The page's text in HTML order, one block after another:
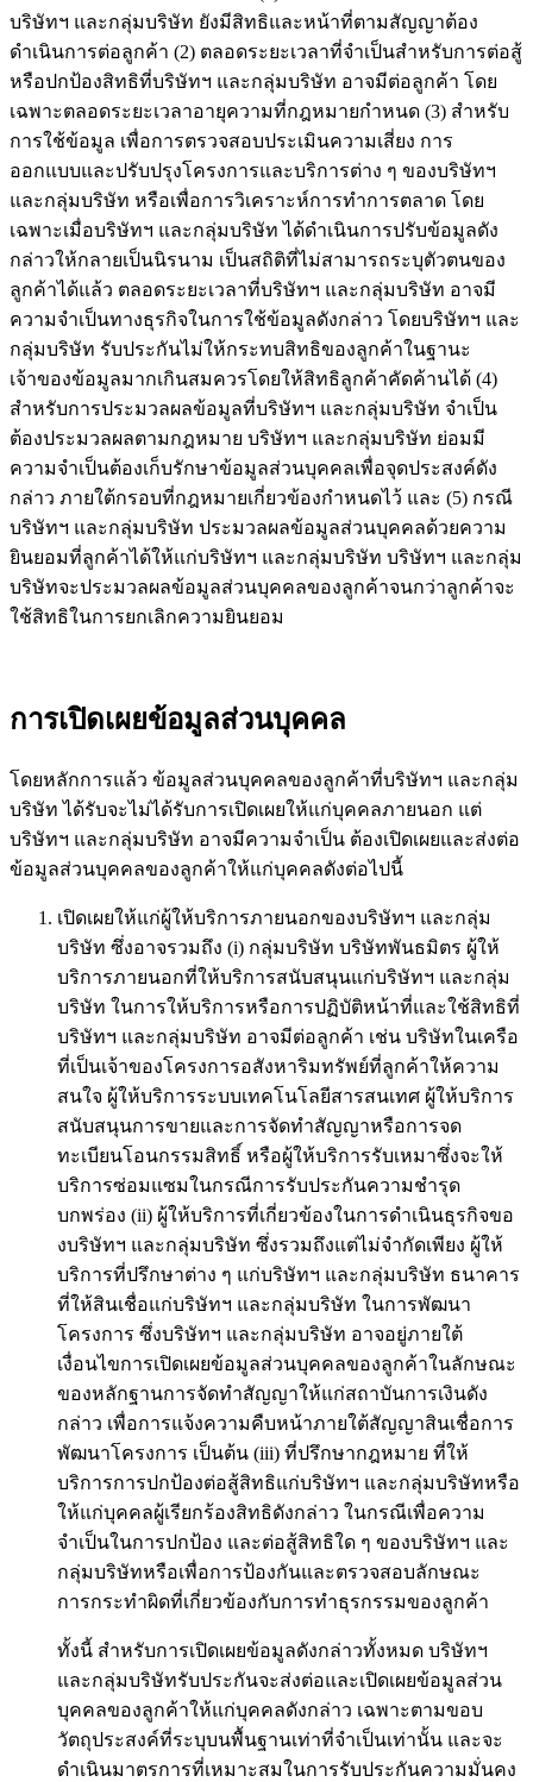
บริษัทฯ และกลุ่มบริษัท ยังมีสิทธิและหน้าที่ตามสัญญาต้อง
ดำเนินการต่อลูกค้า (2) ตลอดระยะเวลาที่จำเป็นสำหรับการต่อสู้
หรือปกป้องสิทธิที่บริษัทฯ และกลุ่มบริษัท อาจมีต่อลูกค้า โดย
เฉพาะตลอดระยะเวลาอายุความที่กฎหมายกำหนด (3) สำหรับ
การใช้ข้อมูล เพื่อการตรวจสอบประเมินความเสี่ยง การ
ออกแบบและปรับปรุงโครงการและบริการต่าง ๆ ของบริษัทฯ
และกลุ่มบริษัท หรือเพื่อการวิเคราะห์การทำการตลาด โดย
เฉพาะเมื่อบริษัทฯ และกลุ่มบริษัท ได้ดำเนินการปรับข้อมูลดัง
กล่าวให้กลายเป็นนิรนาม เป็นสถิติที่ไม่สามารถระบุตัวตนของ
ลูกค้าได้แล้ว ตลอดระยะเวลาที่บริษัทฯ และกลุ่มบริษัท อาจมี
ความจำเป็นทางธุรกิจในการใช้ข้อมูลดังกล่าว โดยบริษัทฯ และ
กลุ่มบริษัท รับประกันไม่ให้กระทบสิทธิของลูกค้าในฐานะ
เจ้าของข้อมูลมากเกินสมควรโดยให้สิทธิลูกค้าคัดค้านได้ (4)
สำหรับการประมวลผลข้อมูลที่บริษัทฯ และกลุ่มบริษัท จำเป็น
ต้องประมวลผลตามกฎหมาย บริษัทฯ และกลุ่มบริษัท ย่อมมี
ความจำเป็นต้องเก็บรักษาข้อมูลส่วนบุคคลเพื่อจุดประสงค์ดัง
กล่าว ภายใต้กรอบที่กฎหมายเกี่ยวข้องกำหนดไว้ และ (5) กรณี
บริษัทฯ และกลุ่มบริษัท ประมวลผลข้อมูลส่วนบุคคลด้วยความ
ยินยอมที่ลูกค้าได้ให้แก่บริษัทฯ และกลุ่มบริษัท บริษัทฯ และกลุ่ม
บริษัทจะประมวลผลข้อมูลส่วนบุคคลของลูกค้าจนกว่าลูกค้าจะ
ใช้สิทธิในการยกเลิกความยินยอม
การเปิดเผยข้อมูลส่วนบุคคล
โดยหลักการแล้ว ข้อมูลส่วนบุคคลของลูกค้าที่บริษัทฯ และกลุ่ม
บริษัท ได้รับจะไม่ได้รับการเปิดเผยให้แก่บุคคลภายนอก แต่
บริษัทฯ และกลุ่มบริษัท อาจมีความจำเป็น ต้องเปิดเผยและส่งต่อ
ข้อมูลส่วนบุคคลของลูกค้าให้แก่บุคคลดังต่อไปนี้
เปิดเผยให้แก่ผู้ให้บริการภายนอกของบริษัทฯ และกลุ่ม
บริษัท ซึ่งอาจรวมถึง (i) กลุ่มบริษัท บริษัทพันธมิตร ผู้ให้
บริการภายนอกที่ให้บริการสนับสนุนแก่บริษัทฯ และกลุ่ม
บริษัท ในการให้บริการหรือการปฏิบัติหน้าที่และใช้สิทธิที่
บริษัทฯ และกลุ่มบริษัท อาจมีต่อลูกค้า เช่น บริษัทในเครือ
ที่เป็นเจ้าของโครงการอสังหาริมทรัพย์ที่ลูกค้าให้ความ
สนใจ ผู้ให้บริการระบบเทคโนโลยีสารสนเทศ ผู้ให้บริการ
สนับสนุนการขายและการจัดทำสัญญาหรือการจด
ทะเบียนโอนกรรมสิทธิ์ หรือผู้ให้บริการรับเหมาซึ่งจะให้
บริการซ่อมแซมในกรณีการรับประกันความชำรุด
บกพร่อง (ii) ผู้ให้บริการที่เกี่ยวข้องในการดำเนินธุรกิจขอ
งบริษัทฯ และกลุ่มบริษัท ซึ่งรวมถึงแต่ไม่จำกัดเพียง ผู้ให้
บริการที่ปรึกษาต่าง ๆ แก่บริษัทฯ และกลุ่มบริษัท ธนาคาร
ที่ให้สินเชื่อแก่บริษัทฯ และกลุ่มบริษัท ในการพัฒนา
โครงการ ซึ่งบริษัทฯ และกลุ่มบริษัท อาจอยู่ภายใต้
เงื่อนไขการเปิดเผยข้อมูลส่วนบุคคลของลูกค้าในลักษณะ
ของหลักฐานการจัดทำสัญญาให้แก่สถาบันการเงินดัง
กล่าว เพื่อการแจ้งความคืบหน้าภายใต้สัญญาสินเชื่อการ
พัฒนาโครงการ เป็นต้น (iii) ที่ปรึกษากฎหมาย ที่ให้
บริการการปกป้องต่อสู้สิทธิแก่บริษัทฯ และกลุ่มบริษัทหรือ
ให้แก่บุคคลผู้เรียกร้องสิทธิดังกล่าว ในกรณีเพื่อความ
จำเป็นในการปกป้อง และต่อสู้สิทธิใด ๆ ของบริษัทฯ และ
กลุ่มบริษัทหรือเพื่อการป้องกันและตรวจสอบลักษณะ
การกระทำผิดที่เกี่ยวข้องกับการทำธุรกรรมของลูกค้า
ทั้งนี้ สำหรับการเปิดเผยข้อมูลดังกล่าวทั้งหมด บริษัทฯ
และกลุ่มบริษัทรับประกันจะส่งต่อและเปิดเผยข้อมูลส่วน
บุคคลของลูกค้าให้แก่บุคคลดังกล่าว เฉพาะตามขอบ
วัตถุประสงค์ที่ระบุบนพื้นฐานเท่าที่จำเป็นเท่านั้น และจะ
ดำเนินมาตรการที่เหมาะสมในการรับประกันความมั่นคง